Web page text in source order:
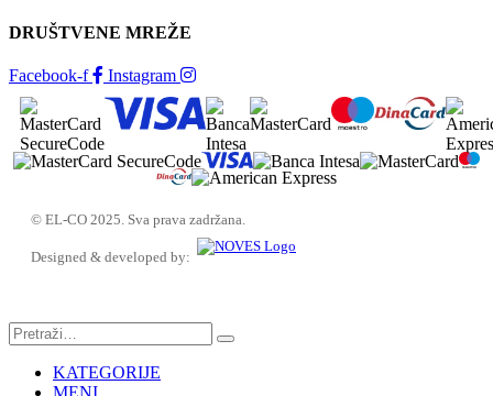
DRUŠTVENE MREŽE
Facebook-f Instagram
© EL-CO 2025. Sva prava zadržana.
Designed & developed by:
KATEGORIJE